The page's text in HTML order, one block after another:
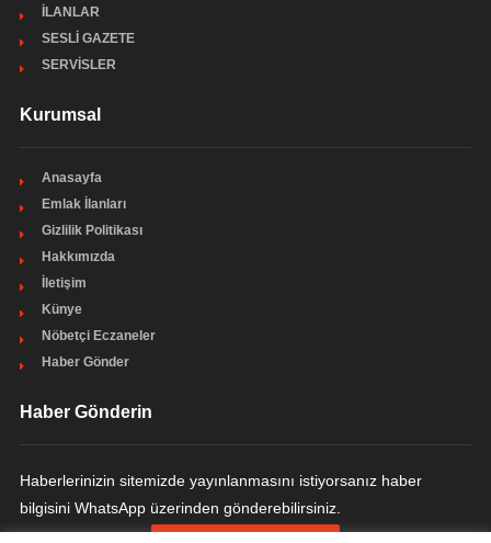
İLANLAR
SESLİ GAZETE
SERVİSLER
Kurumsal
Anasayfa
Emlak İlanları
Gizlilik Politikası
Hakkımızda
İletişim
Künye
Nöbetçi Eczaneler
Haber Gönder
Haber Gönderin
Haberlerinizin sitemizde yayınlanmasını istiyorsanız haber
bilgisini WhatsApp üzerinden gönderebilirsiniz.